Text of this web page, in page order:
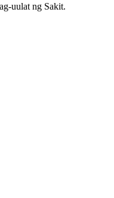
uulat ng Sakit.